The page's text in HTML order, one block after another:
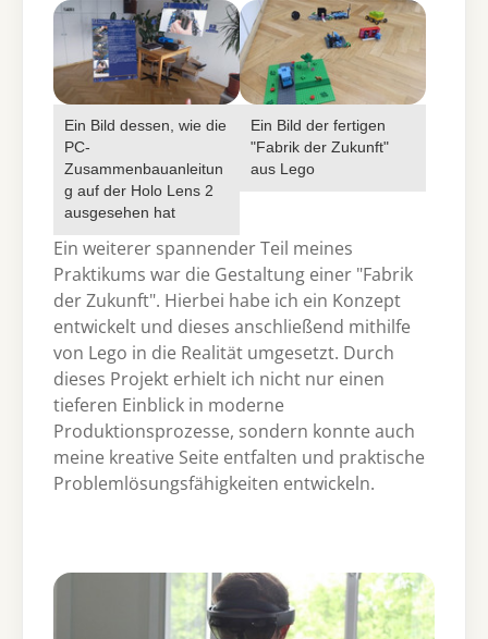
Show larger version for:
Ein Bild dessen, wie die
PC-
Zusammenbauanleitun
g auf der Holo Lens 2
ausgesehen hat
Show larger version for:
Ein Bild der fertigen
"Fabrik der Zukunft"
aus Lego
Ein weiterer spannender Teil meines
Praktikums war die Gestaltung einer "Fabrik
der Zukunft". Hierbei habe ich ein Konzept
entwickelt und dieses anschließend mithilfe
von Lego in die Realität umgesetzt. Durch
dieses Projekt erhielt ich nicht nur einen
tieferen Einblick in moderne
Produktionsprozesse, sondern konnte auch
meine kreative Seite entfalten und praktische
Problemlösungsfähigkeiten entwickeln.
Show larger version for: